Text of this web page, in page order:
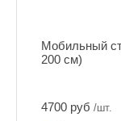
Мобильный
200 см)
4700 руб /шт.